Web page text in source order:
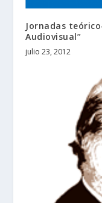
Jornadas
Audiovisual”
julio 23, 2012